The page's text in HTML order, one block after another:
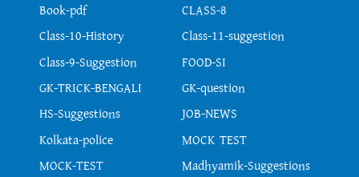
Book-pdf
CLASS-8
Class-10-History
Class-11-suggestion
Class-9-Suggestion
FOOD-SI
GK-TRICK-BENGALI
GK-question
HS-Suggestions
JOB-NEWS
Kolkata-police
MOCK TEST
MOCK-TEST
Madhyamik-Suggestions